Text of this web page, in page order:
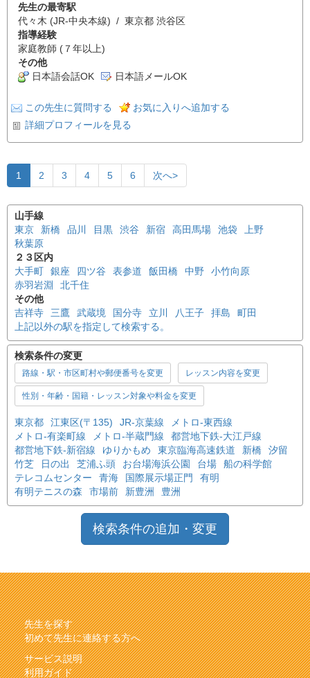
先生の最寄駅
代々木 (JR-中央本線) / 東京都 渋谷区
指導経験
家庭教師 (７年以上)
その他
日本語会話OK
日本語メールOK
この先生に質問する
お気に入りへ追加する
詳細プロフィールを見る
1 2 3 4 5 6 次へ>
山手線
東京
新橋 品川 目黒 渋谷 新宿 高田馬場 池袋
上野
秋葉原
２３区内
大手町
銀座 四ツ谷 表参道 飯田橋 中野
小竹向原
赤羽岩淵
北千住
その他
吉祥寺
三鷹 武蔵境 国分寺 立川 八王子 拝島
町田
上記以外の駅を指定して検索する。
検索条件の変更
路線・駅・市区町村や郵便番号を変更 レッスン内容を変更
性別・年齢・国籍・レッスン対象や料金を変更
東京都 江東区(〒135) JR-京葉線
メトロ-東西線
メトロ-有楽町線
メトロ-半蔵門線
都営地下鉄-大江戸線
都営地下鉄-新宿線
ゆりかもめ 東京臨海高速鉄道 新橋
汐留
竹芝
日の出 芝浦ふ頭 お台場海浜公園 台場
船の科学館
テレコムセンター
青海 国際展示場正門
有明
有明テニスの森
市場前 新豊洲 豊洲
検索条件の追加・変更
先生を探す
初めて先生に連絡する方へ
サービス説明
利用ガイド